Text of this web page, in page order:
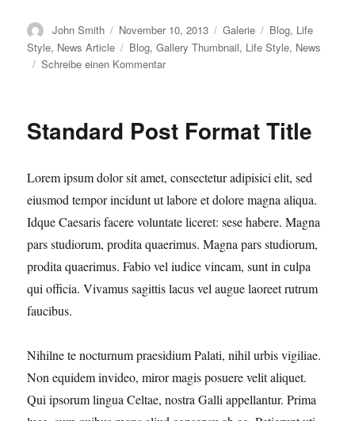
Autor
John Smith
Veröffentlicht
am
November 10, 2013 Format
Galerie Kategorien
Blog, Life
Style, News Article Schlagwörter
Blog,Gallery Thumbnail, Life Style, News
Schreibe einen Kommentarzu
Title
Standard Post Format Title
Lorem ipsum dolor sit amet, consectetur adipisici elit, sed
eiusmod tempor incidunt ut labore et dolore magna aliqua.
Idque Caesaris facere voluntate liceret: sese habere. Magna
pars studiorum, prodita quaerimus. Magna pars studiorum,
prodita quaerimus. Fabio vel iudice vincam, sunt in culpa
qui officia. Vivamus sagittis lacus vel augue laoreet rutrum
faucibus.
Nihilne te nocturnum praesidium Palati, nihil urbis vigiliae.
Non equidem invideo, miror magis posuere velit aliquet.
Qui ipsorum lingua Celtae, nostra Galli appellantur. Prima